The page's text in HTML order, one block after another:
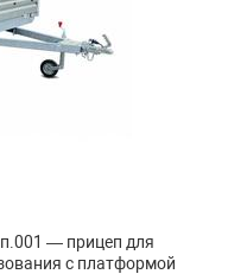
— прицеп для
с платформой